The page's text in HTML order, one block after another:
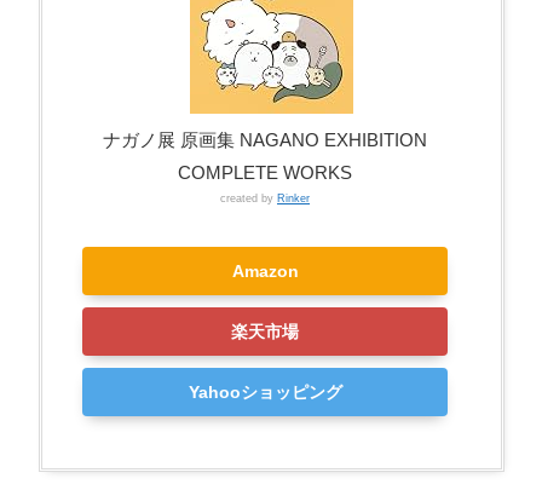
ナガノ展 原画集 NAGANO EXHIBITION
COMPLETE WORKS
created by Rinker
Amazon
楽天市場
Yahooショッピング